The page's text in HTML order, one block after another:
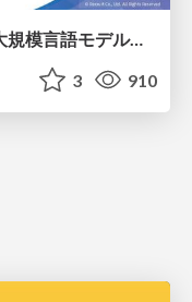
つくって納得、つかって実感！ 大規模言語モデルことはじめ ver2.0
3 910